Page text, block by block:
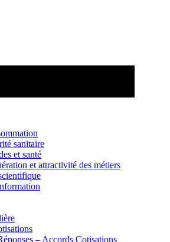
sanitaire
et santé
et attractivité des métiers
– Accords Cotisations